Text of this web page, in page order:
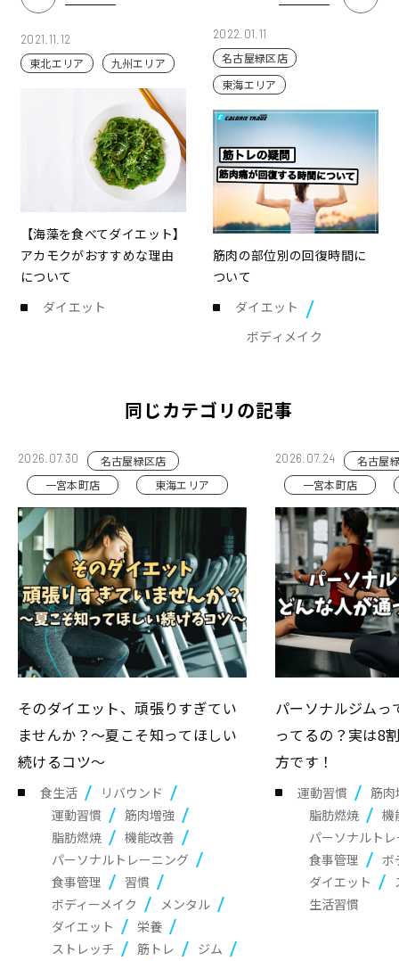
【海藻を食べてダイエット】
アカモクがおすすめな理由
について
ダイエット
2021.11.12
東北エリア 九州エリア
筋肉の部位別の回復時間に
ついて
ダイエット
ボディメイク
2022.01.11
名古屋緑区店
東海エリア
同じカテゴリの記事
2026.07.30
名古屋緑区店
一宮本町店
東海エリア
そのダイエット、頑張りすぎてい
ませんか？～夏こそ知ってほしい
続けるコツ～
食生活
リバウンド
運動習慣
筋肉増強
脂肪燃焼
機能改善
パーソナルトレーニング
食事管理
習慣
ボディーメイク
メンタル
ダイエット
栄養
ストレッチ
筋トレ
ジム
2026.07.24
名古屋
一宮本町店
パーソナルジムっ
ってるの？実は8
方です！
運動習慣
筋肉
脂肪燃焼
機
パーソナルト
食事管理
ボ
ダイエット
生活習慣